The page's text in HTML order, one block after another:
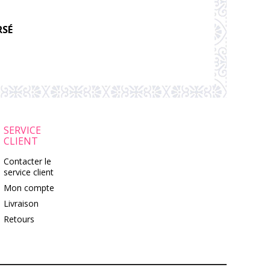
SERVICE
CLIENT
Contacter le
service client
Mon compte
Livraison
Retours